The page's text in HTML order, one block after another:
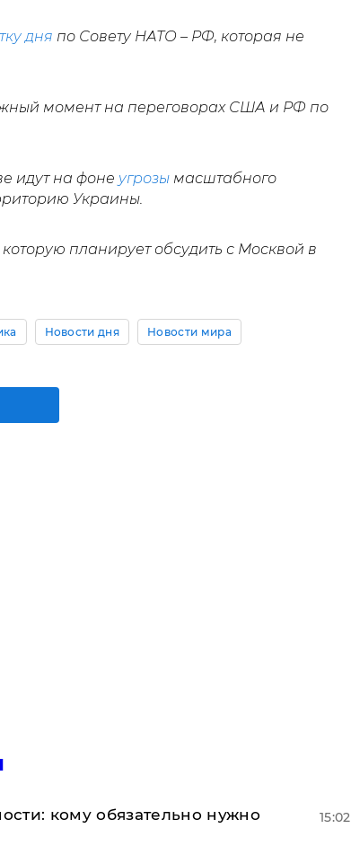
дня по Совету НАТО – РФ, которая не
момент на переговорах США и РФ по
идут на фоне угрозымасштабного
Украины.
которую планирует обсудить с Москвой в
Новости дня Новости мира
кому обязательно нужно
15:02